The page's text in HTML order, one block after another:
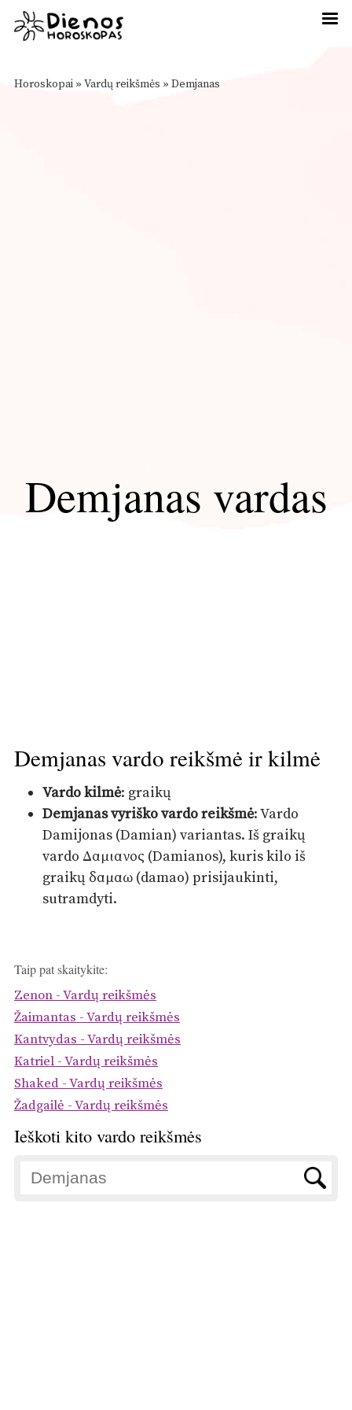
Horoskopai » Vardų reikšmės » Demjanas
Demjanas vardas
Demjanas vardo reikšmė ir kilmė
Vardo kilmė: graikų
Demjanas vyriško vardo reikšmė: Vardo
Damijonas (Damian) variantas. Iš graikų
vardo Δαμιανος (Damianos), kuris kilo iš
graikų δαμαω (damao) prisijaukinti,
sutramdyti.
Taip pat skaitykite:
Zenon - Vardų reikšmės
Žaimantas - Vardų reikšmės
Kantvydas - Vardų reikšmės
Katriel - Vardų reikšmės
Shaked - Vardų reikšmės
Žadgailė - Vardų reikšmės
Ieškoti kito vardo reikšmės